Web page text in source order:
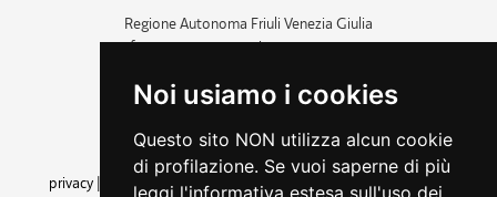
Noi usiamo i cookies
Questo sito NON utilizza alcun cookie
di profilazione. Se vuoi saperne di più
leggi l'informativa estesa sull'uso dei
Regione Autonoma Friuli Venezia Giulia
c.f. 80014930327; p.iva 00526040324
+39 040 3771111
amministrazione trasparente
privacy
cookie |note legali accessibilità
dichiarazione di